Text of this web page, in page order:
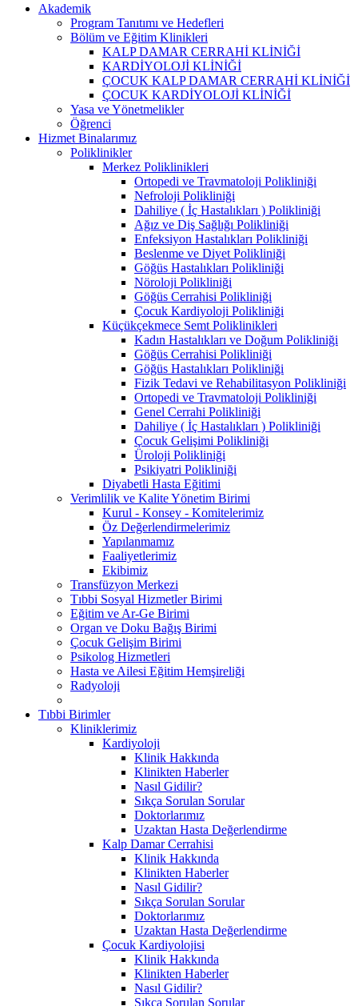
Akademik
Program Tanıtımı ve Hedefleri
Bölüm ve Eğitim Klinikleri
KALP DAMAR CERRAHİ KLİNİĞİ
KARDİYOLOJİ KLİNİĞİ
ÇOCUK KALP DAMAR CERRAHİ KLİNİĞİ
ÇOCUK KARDİYOLOJİ KLİNİĞİ
Yasa ve Yönetmelikler
Öğrenci
Hizmet Binalarımız
Poliklinikler
Merkez Poliklinikleri
Ortopedi ve Travmatoloji Polikliniği
Nefroloji Polikliniği
Dahiliye ( İç Hastalıkları ) Polikliniği
Ağız ve Diş Sağlığı Polikliniği
Enfeksiyon Hastalıkları Polikliniği
Beslenme ve Diyet Polikliniği
Göğüs Hastalıkları Polikliniği
Nöroloji Polikliniği
Göğüs Cerrahisi Polikliniği
Çocuk Kardiyoloji Polikliniği
Küçükçekmece Semt Poliklinikleri
Kadın Hastalıkları ve Doğum Polikliniği
Göğüs Cerrahisi Polikliniği
Göğüs Hastalıkları Polikliniği
Fizik Tedavi ve Rehabilitasyon Polikliniği
Ortopedi ve Travmatoloji Polikliniği
Genel Cerrahi Polikliniği
Dahiliye ( İç Hastalıkları ) Polikliniği
Çocuk Gelişimi Polikliniği
Üroloji Polikliniği
Psikiyatri Polikliniği
Diyabetli Hasta Eğitimi
Verimlilik ve Kalite Yönetim Birimi
Kurul - Konsey - Komitelerimiz
Öz Değerlendirmelerimiz
Yapılanmamız
Faaliyetlerimiz
Ekibimiz
Transfüzyon Merkezi
Tıbbi Sosyal Hizmetler Birimi
Eğitim ve Ar-Ge Birimi
Organ ve Doku Bağış Birimi
Çocuk Gelişim Birimi
Psikolog Hizmetleri
Hasta ve Ailesi Eğitim Hemşireliği
Radyoloji
Tıbbi Birimler
Kliniklerimiz
Kardiyoloji
Klinik Hakkında
Klinikten Haberler
Nasıl Gidilir?
Sıkça Sorulan Sorular
Doktorlarımız
Uzaktan Hasta Değerlendirme
Kalp Damar Cerrahisi
Klinik Hakkında
Klinikten Haberler
Nasıl Gidilir?
Sıkça Sorulan Sorular
Doktorlarımız
Uzaktan Hasta Değerlendirme
Çocuk Kardiyolojisi
Klinik Hakkında
Klinikten Haberler
Nasıl Gidilir?
Sıkça Sorulan Sorular